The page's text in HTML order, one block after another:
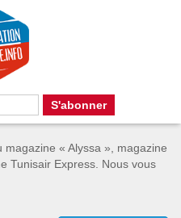
« Alyssa », magazine
Tunisair Express. Nous vous